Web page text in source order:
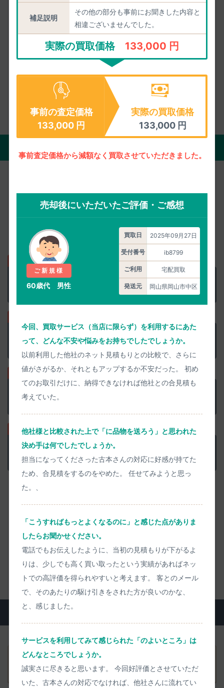
補足説明
その他の部分も事前にお聞きした内容と
相違ございませんでした。
実際の買取価格 133,000 円
事前の査定価格
133,000 円
実際の買取価格
133,000円
事前査定価格から減額なく買取させていただきました。
売却後にいただいたご評価・ご感想
ご新規様
60歳代 男性
買取日 2025年09月27日
受付番号 ib8799
ご利用 宅配買取
発送元 岡山県岡山市中区
今回、買取サービス（当店に限らず）を利用するにあた
って、どんな不安や悩みをお持ちでしたでしょうか。
以前利用した他社のネット見積もりとの比較で、さらに
値がさがるか、それともアップするか不安だった。 初め
てのお取引だけに、納得できなければ他社との合見積も
考えていた。
他社様と比較された上で「に品物を送ろう」と思われた
決め手は何でしたでしょうか。
担当になってくださった古本さんの対応に好感が持てた
ため、合見積をするのをやめた。 任せてみようと思っ
た。、
「こうすればもっとよくなるのに」と感じた点がありま
したらお聞かせください。
電話でもお伝えしたように、当初の見積もりが下がるよ
りは、少しでも高く買い取ったという実績があればネッ
トでの高評価を得られやすいと考えます。 客とのメール
で、そのあたりの駆け引きをされた方が良いのかな、
と、感じました。
サービスを利用してみて感じられた「のよいところ」は
どんなところでしょうか。
誠実さに尽きると思います。 今回好評価とさせていただ
いた、古本さんの対応でなければ、他社さんに流れてい
皆様の満足度 4.86/5.00
2026年08月05日までのご評価1549件の平均値
お客様の声をもっと見る
宅配買取 店頭買取
買取代金のお支払いもお待たせしません。
正確な査定価格を 匿名で聞く
当日中に正確に査定します
正確な査定価格で
買取上限価格にご注意を
検品結果承諾で即日お振込み
迅速丁寧に清掃検品します
画像や動画を用いて、検品結果を丁寧にご説明
宅配買取の流れをくわしく見る
よくいただくご質問
事前査定価格から実際の買取価格がアップすることはあり
ますか？